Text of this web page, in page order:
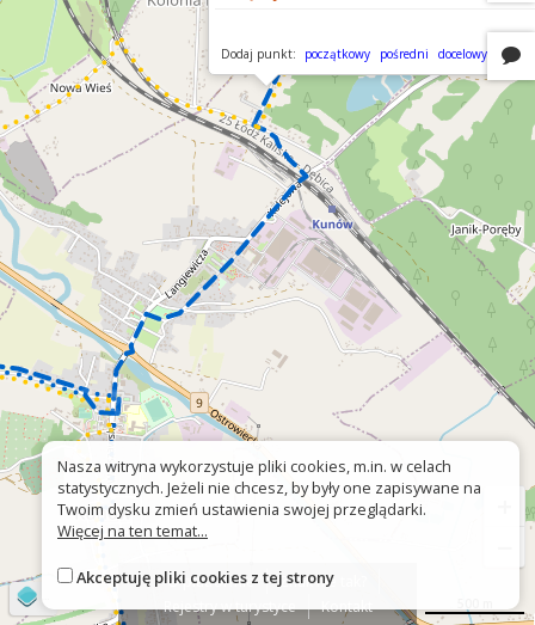
Dodaj punkt: początkowy pośredni docelowy
O platformie
Znak nie tak?
Rejestry w turystyce
Kontakt
Nasza witryna wykorzystuje pliki cookies, m.in. w celach
statystycznych. Jeżeli nie chcesz, by były one zapisywane na
Twoim dysku zmień ustawienia swojej przeglądarki.
Więcej na ten temat...
Akceptuję pliki cookies z tej strony